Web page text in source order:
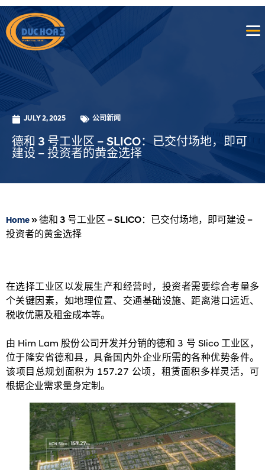
JULY 2, 2025 公司新闻
德和 3 号工业区 – SLICO：已交付场地，即可
建设 – 投资者的黄金选择
Home»德和 3 号工业区 – SLICO：已交付场地，即可建设 –
投资者的黄金选择
在选择工业区以发展生产和经营时，投资者需要综合考量多
个关键因素，如地理位置、交通基础设施、距离港口远近、
税收优惠及租金成本等。
由 Him Lam 股份公司开发并分销的德和 3 号 Slico 工业区，
位于隆安省德和县，具备国内外企业所需的各种优势条件。
该项目总规划面积为 157.27 公顷，租赁面积多样灵活，可
根据企业需求量身定制。